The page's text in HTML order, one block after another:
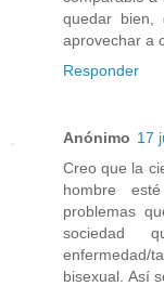
quedar bien,
aprovechar a
Responder
Anónimo 17
Creo que la
hombre
problemas
sociedad
enfermedad/
bisexual. Así